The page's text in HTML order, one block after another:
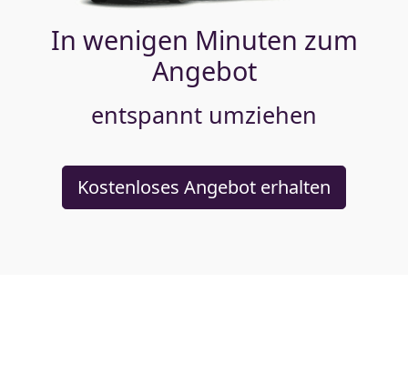
In wenigen Minuten zum
Angebot
entspannt umziehen
Kostenloses Angebot erhalten